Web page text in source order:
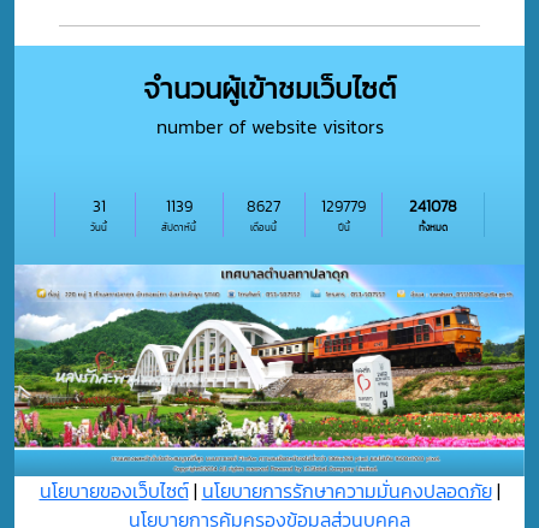
จำนวนผู้เข้าชมเว็บไซต์
number of website visitors
วันนี้
31
สัปดาห์นี้
1139
เดือนนี้
8627
ปีนี้
129779
ทั้งหมด
241078
นโยบายของเว็บไซต์| นโยบายการรักษาความมั่นคงปลอดภัย|
นโยบายการคุ้มครองข้อมูลส่วนบุุคคล